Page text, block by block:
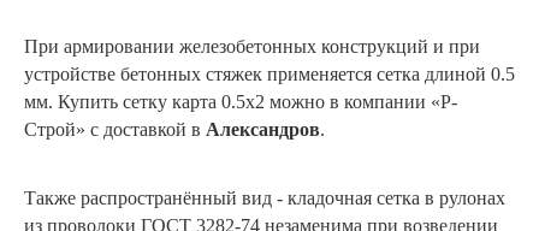
При армировании железобетонных конструкций и при
устройстве бетонных стяжек применяется сетка длиной 0.5
мм. Купить сетку карта 0.5х2 можно в компании «Р-
Строй» с доставкой в Александров.
Также распространённый вид - кладочная сетка в рулонах
из проволоки ГОСТ 3282-74 незаменима при возведении